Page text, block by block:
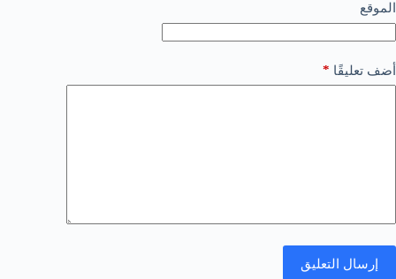
الموقع
أضف تعليقًا *
إرسال التعليق